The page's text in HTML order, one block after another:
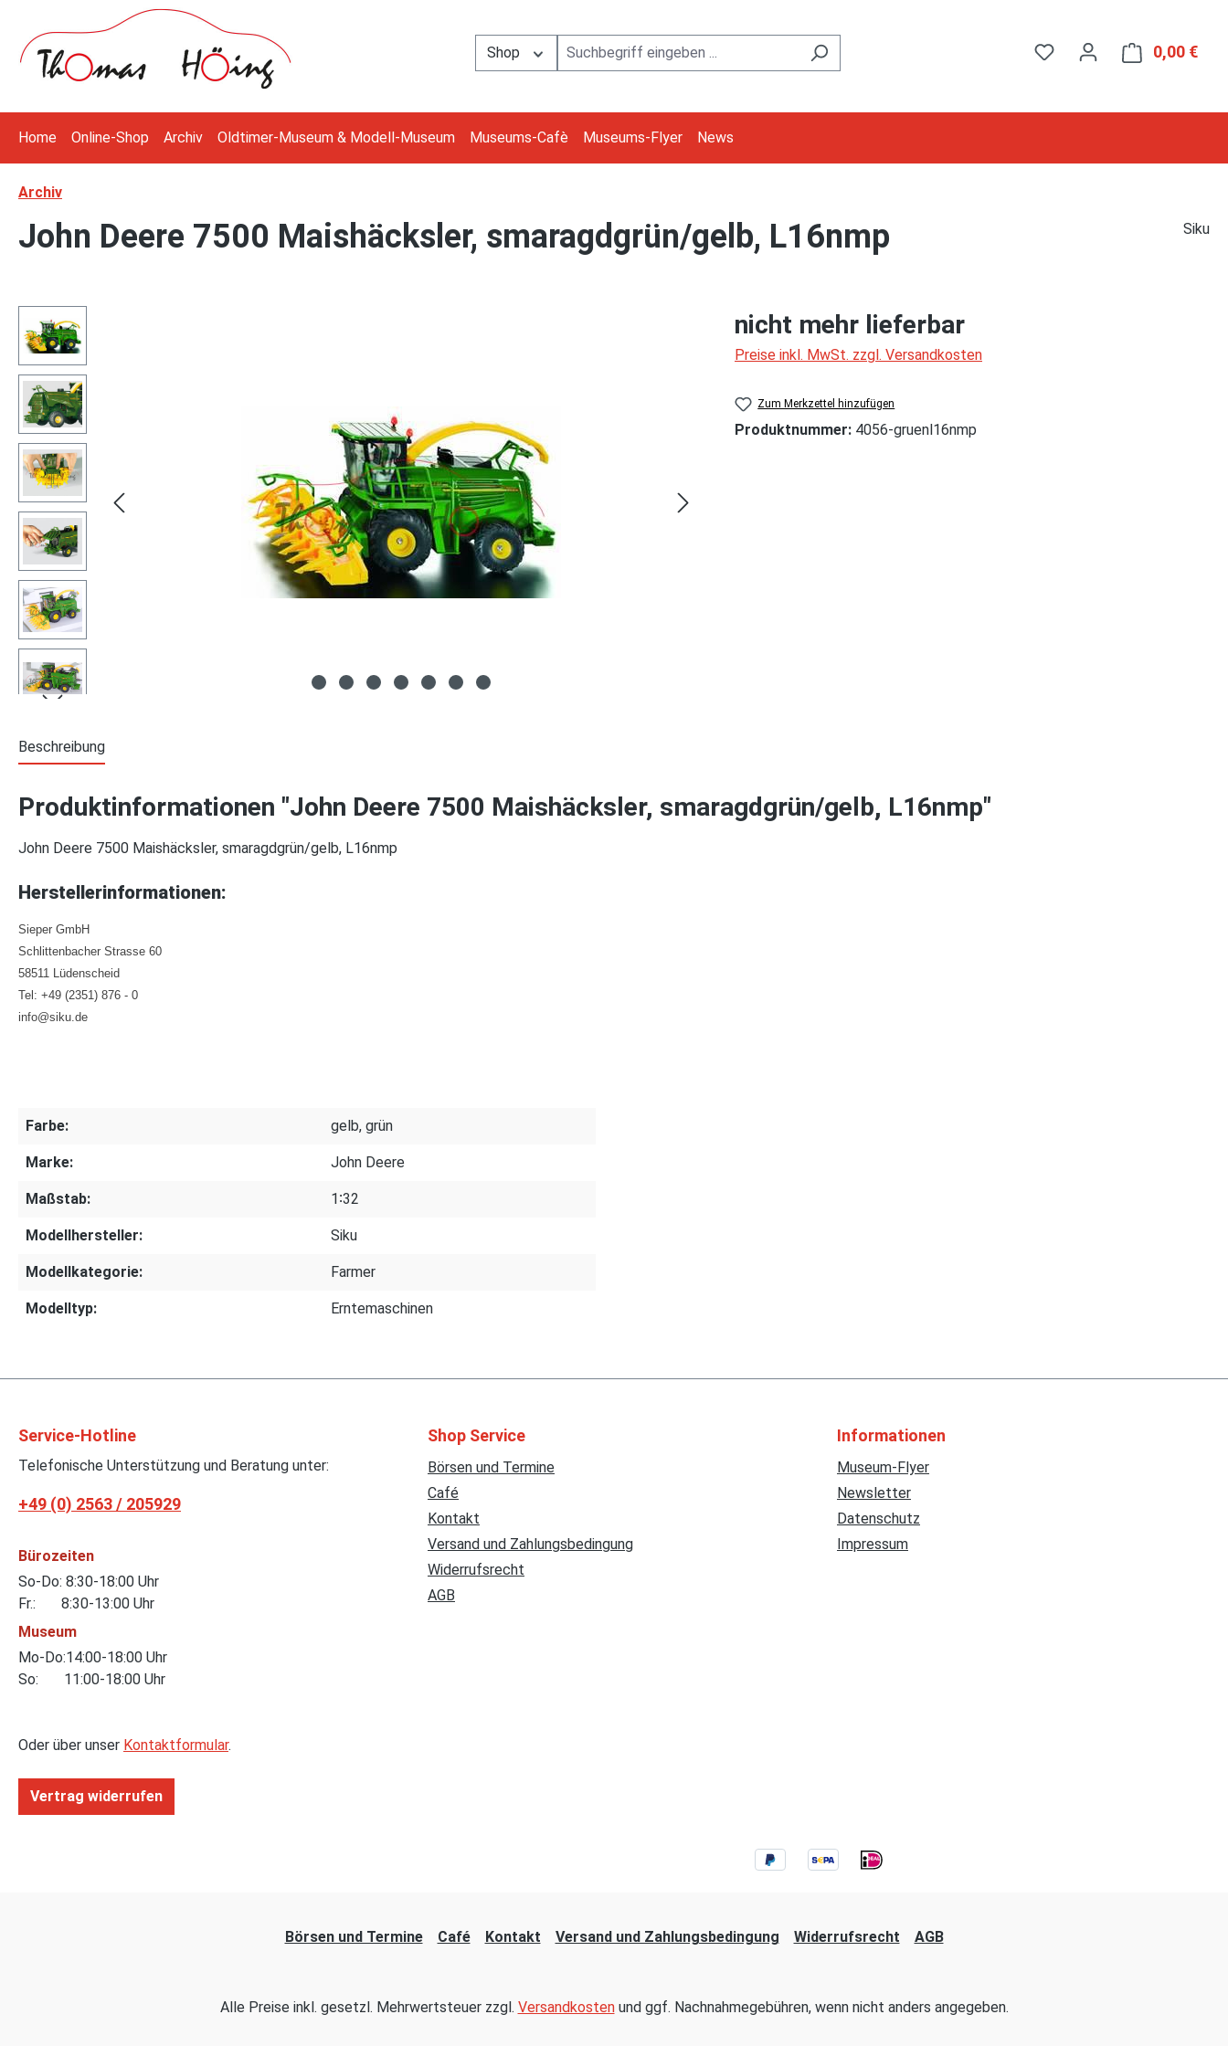
Hauptinhalt springen
Zur Suche springen
Zur Hauptnavigation springen
Shop
0,00 €
Home Online-Shop Archiv Oldtimer-Museum & Modell-Museum Museums-Cafè Museums-Flyer News
Archiv
John Deere 7500 Maishäcksler, smaragdgrün/gelb, L16nmp Siku
Bildergalerie überspringen nicht mehr lieferbar
Preise inkl. MwSt. zzgl. Versandkosten
Zum Merkzettel hinzufügen
Produktnummer: 4056-gruenl16nmp
Beschreibung
Produktinformationen "John Deere 7500 Maishäcksler, smaragdgrün/gelb, L16nmp"
John Deere 7500 Maishäcksler, smaragdgrün/gelb, L16nmp
Herstellerinformationen:
Sieper GmbH
Schlittenbacher Strasse 60
58511 Lüdenscheid
Tel: +49 (2351) 876 - 0
info@siku.de
Farbe: gelb, grün
Marke: John Deere
Maßstab: 1∶32
Modellhersteller: Siku
Modellkategorie: Farmer
Modelltyp: Erntemaschinen
Service-Hotline
Telefonische Unterstützung und Beratung unter:
+49 (0) 2563 / 205929
Bürozeiten
So-Do: 8:30-18:00 Uhr
Fr.: 8:30-13:00 Uhr
Museum
Mo-Do:14:00-18:00 Uhr
So: 11:00-18:00 Uhr
Oder über unser Kontaktformular.
Vertrag widerrufen
Shop Service
Börsen und Termine
Café
Kontakt
Versand und Zahlungsbedingung
Widerrufsrecht
AGB
Informationen
Museum-Flyer
Newsletter
Datenschutz
Impressum
Börsen und Termine Café Kontakt Versand und Zahlungsbedingung Widerrufsrecht AGB
Alle Preise inkl. gesetzl. Mehrwertsteuer zzgl. Versandkostenund ggf. Nachnahmegebühren, wenn nicht anders angegeben.